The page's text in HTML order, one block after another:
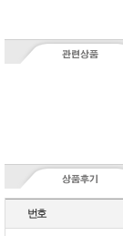
번호